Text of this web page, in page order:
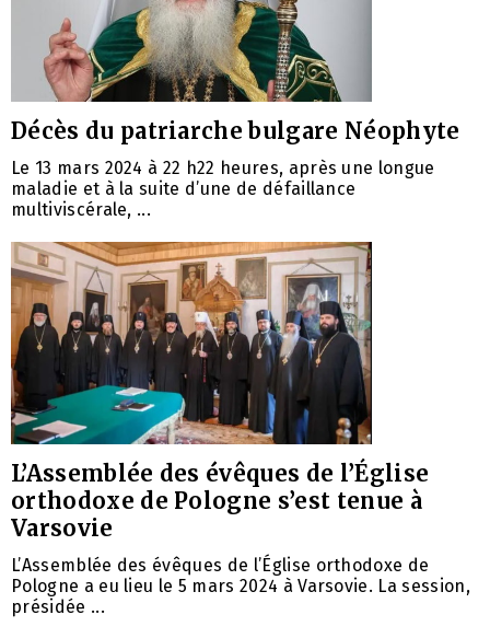
Décès du patriarche bulgare Néophyte
Le 13 mars 2024 à 22 h22 heures, après une longue
maladie et à la suite d’une de défaillance
multiviscérale, ...
L’Assemblée des évêques de l’Église
orthodoxe de Pologne s’est tenue à
Varsovie
L’Assemblée des évêques de l’Église orthodoxe de
Pologne a eu lieu le 5 mars 2024 à Varsovie. La session,
présidée ...